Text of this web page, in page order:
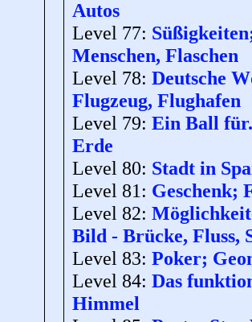
Autos
Level 77:
Menschen, Flaschen
Level 78: Deutsche
Flugzeug, Flughafen
Level 79: Ein Ball
Erde
Level 80: Stadt in
Level 81: Geschenk;
Level 82:
Bild - Brücke, Fluss,
Level 83: Poker;
Level 84: Das
Himmel